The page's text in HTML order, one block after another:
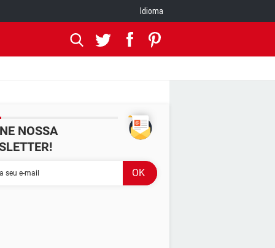
Idioma
NOSSA